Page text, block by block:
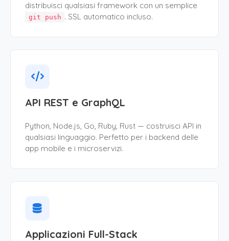
distribuisci qualsiasi framework con un semplice
git push . SSL automatico incluso.
API REST e GraphQL
Python, Node.js, Go, Ruby, Rust — costruisci API in
qualsiasi linguaggio. Perfetto per i backend delle
app mobile e i microservizi.
Applicazioni Full-Stack